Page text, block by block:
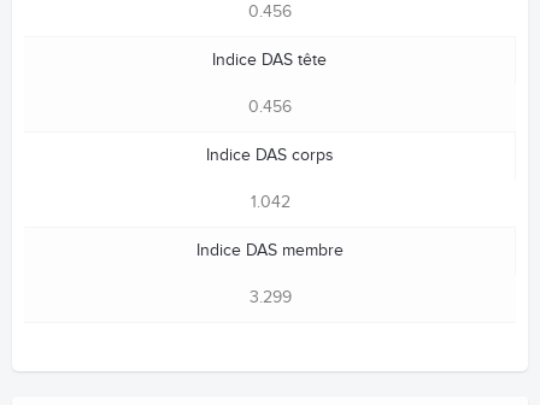
0.456
Indice DAS tête
0.456
Indice DAS corps
1.042
Indice DAS membre
3.299